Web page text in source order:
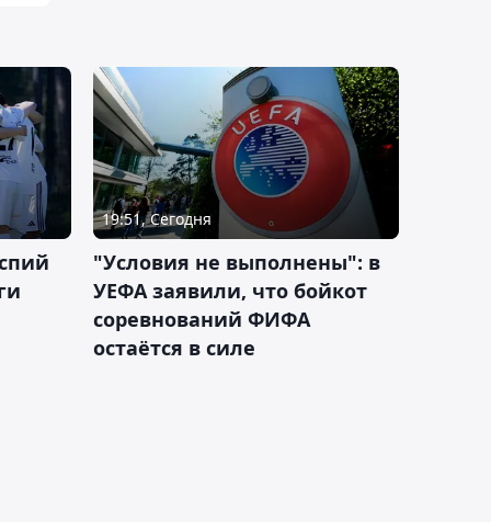
19:51, Сегодня
"Условия не выполнены": в
УЕФА заявили, что бойкот
соревнований ФИФА
остаётся в силе